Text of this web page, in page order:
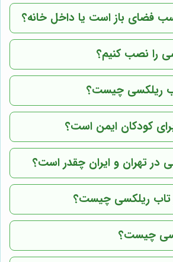
فضای باز است یا داخل خانه؟
را نصب کنیم؟
ریلکسی چیست؟
کودکان ایمن است؟
در تهران و ایران چقدر است؟
تاب ریلکسی چیست؟
چیست؟